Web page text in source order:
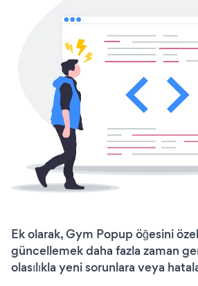
Ek olarak, Gym Popup öğesini
güncellemek daha fazla zaman
olasılıkla yeni sorunlara veya